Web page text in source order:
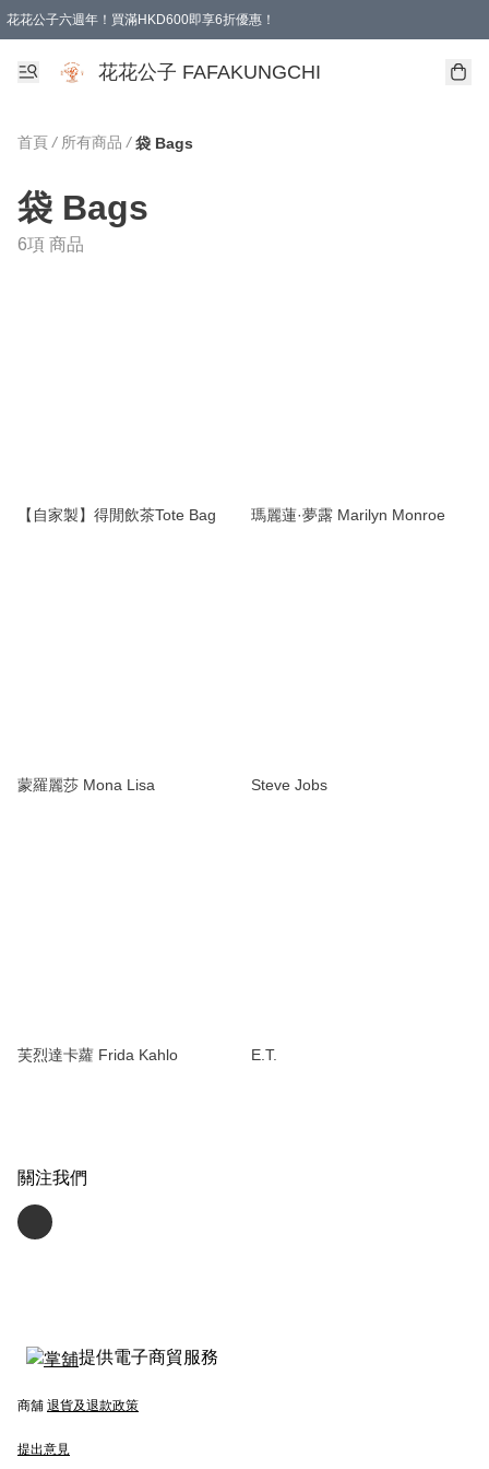
花花公子六週年！買滿HKD600即享6折優惠！
購物滿 HKD 600.00即享免運費優惠！（適用於 本地取貨 )
花花公子 FAFAKUNGCHI
首頁 / 所有商品 / 袋 Bags
袋 Bags
6項 商品
【自家製】得閒飲茶Tote Bag 瑪麗蓮·夢露 Marilyn Monroe
蒙羅麗莎 Mona Lisa Steve Jobs
芙烈達卡蘿 Frida Kahlo E.T.
關注我們
提供電子商貿服務
商舖 退貨及退款政策
提出意見